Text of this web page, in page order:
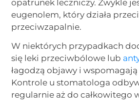
opatrunek leczniczy. Zwykle
eugenolem, który działa
przeciwzapalnie.
W niektórych przypadkach
się leki przeciwbólowe lub
łagodzą objawy i
Kontrole u stomatologa
regularnie aż do całkowitego